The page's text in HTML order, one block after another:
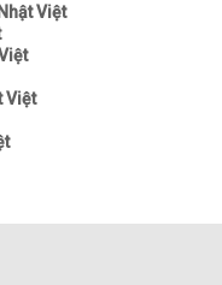
Việt
Việt